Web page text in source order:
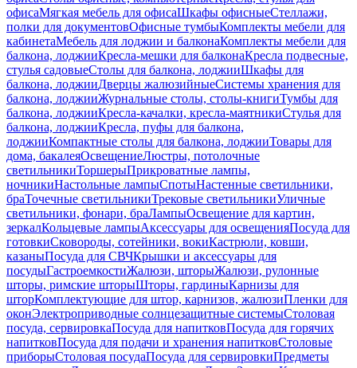
офисаМягкая мебель для офисаШкафы офисныеСтеллажи,
полки для документовОфисные тумбыКомплекты мебели для
кабинетаМебель для лоджии и балконаКомплекты мебели для
балкона, лоджииКресла-мешки для балконаКресла подвесные,
стулья садовыеСтолы для балкона, лоджииШкафы для
балкона, лоджииДверцы жалюзийныеСистемы хранения для
балкона, лоджииЖурнальные столы, столы-книгиТумбы для
балкона, лоджииКресла-качалки, кресла-маятникиСтулья для
балкона, лоджииКресла, пуфы для балкона,
лоджииКомпактные столы для балкона, лоджииТовары для
дома, бакалеяОсвещениеЛюстры, потолочные
светильникиТоршерыПрикроватные лампы,
ночникиНастольные лампыСпотыНастенные светильники,
браТочечные светильникиТрековые светильникиУличные
светильники, фонари, браЛампыОсвещение для картин,
зеркалКольцевые лампыАксессуары для освещенияПосуда для
готовкиСковороды, сотейники, вокиКастрюли, ковши,
казаныПосуда для СВЧКрышки и аксессуары для
посудыГастроемкостиЖалюзи, шторыЖалюзи, рулонные
шторы, римские шторыШторы, гардиныКарнизы для
шторКомплектующие для штор, карнизов, жалюзиПленки для
оконЭлектроприводные солнцезащитные системыСтоловая
посуда, сервировкаПосуда для напитковПосуда для горячих
напитковПосуда для подачи и хранения напитковСтоловые
приборыСтоловая посудаПосуда для сервировкиПредметы